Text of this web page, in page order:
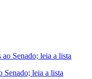
leia a lista